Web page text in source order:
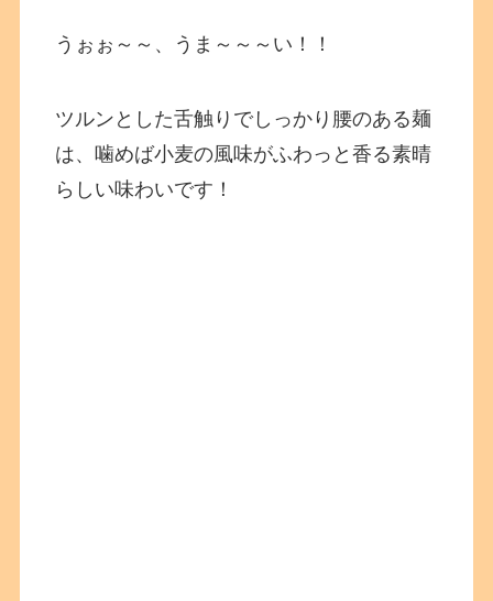
うぉぉ～～、うま～～～い！！
ツルンとした舌触りでしっかり腰のある麺
は、噛めば小麦の風味がふわっと香る素晴
らしい味わいです！